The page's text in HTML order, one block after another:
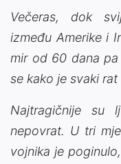
Večeras, dok
između Amerike i
mir od 60 dana
se kako je svaki
Najtragičnije su
nepovrat. U tri
vojnika je